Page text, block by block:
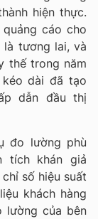
hiện thực.
cáo cho
là tương lai, và
thế trong năm
kéo dài đã tạo
dẫn đầu thị
đo lường phù
tích khán giả
số hiệu suất
khách hàng
lường của bên